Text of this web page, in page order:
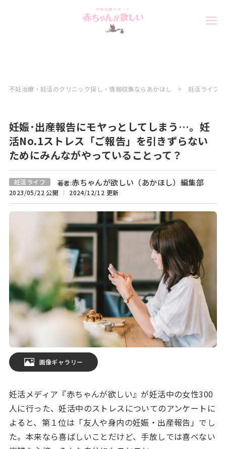
不妊治療・妊活のクリニック探し・情報収集ならあかほし 妊活ライフ
妊娠･出産報告にモヤっとしてしまう…。妊
活No.1ストレス「ご報告」を引きずらない
ためにみんながやっていることって？
妊活ライフ 著者:赤ちゃんが欲しい（あかほし）編集部
2023/05/22 公開 2024/12/12 更新
画像ギャラリー
妊活メディア『赤ちゃんが欲しい』が妊活中の女性300
人に行った、妊活中のストレスについてのアンケートに
よると、第１位は「友人や身内の妊娠・出産報告」でし
た。本来なら喜ばしいことだけど、手放しでは喜べない